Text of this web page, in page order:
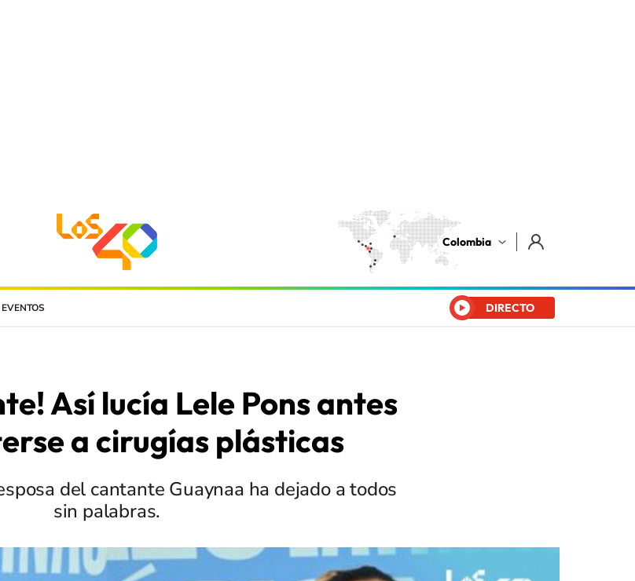
Colombia
EVENTOS DIRECTO
Así lucía Lele Pons antes
a cirugías plásticas
del cantante Guaynaa ha dejado a todos
sin palabras.